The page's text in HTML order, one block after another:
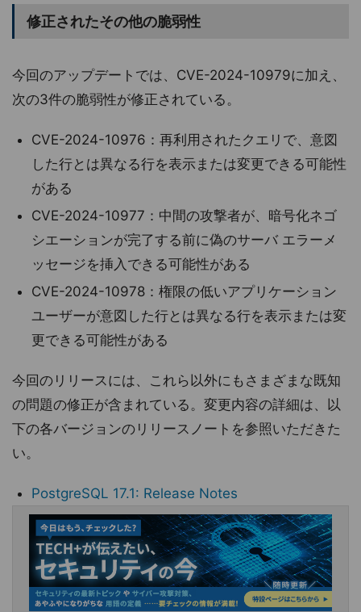
修正されたその他の脆弱性
今回のアップデートでは、CVE-2024-10979に加え、
次の3件の脆弱性が修正されている。
CVE-2024-10976：再利用されたクエリで、意図
した行とは異なる行を表示または変更できる可能性
がある
CVE-2024-10977：中間の攻撃者が、暗号化ネゴ
シエーションが完了する前に偽のサーバ エラーメ
ッセージを挿入できる可能性がある
CVE-2024-10978：権限の低いアプリケーション
ユーザーが意図した行とは異なる行を表示または変
更できる可能性がある
今回のリリースには、これら以外にもさまざまな既知
の問題の修正が含まれている。変更内容の詳細は、以
下の各バージョンのリリースノートを参照いただきた
い。
PostgreSQL 17.1: Release Notes